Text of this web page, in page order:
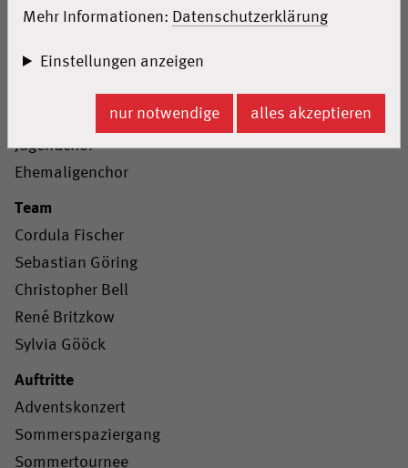
Nachwuchschor
Kinderchor I
Jugendchor
Ehemaligenchor
Team
Cordula Fischer
Sebastian Göring
Christopher Bell
René Britzkow
Sylvia Gööck
Auftritte
Adventskonzert
Sommerspaziergang
Sommertournee
Mehr Informationen: Datenschutzerklärung
Einstellungen anzeigen
nur notwendige alles akzeptieren